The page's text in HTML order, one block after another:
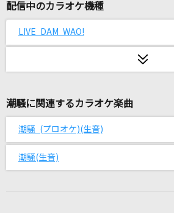
Mrs. GREEN APPLE
怪獣
サカナクション
レディーレ
バルーン
配信中のカラオケ機種
LIVE DAM WAO!
潮騒に関連するカラオケ楽曲
潮騒 (プロオケ)(生音)
潮騒(生音)